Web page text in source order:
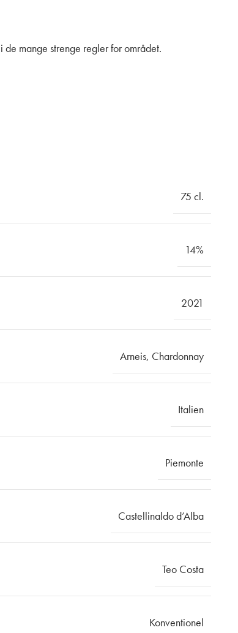
mange strenge regler for området.
75 cl.
14%
2021
Arneis, Chardonnay
Italien
Piemonte
Castellinaldo d’Alba
Teo Costa
Konventionel